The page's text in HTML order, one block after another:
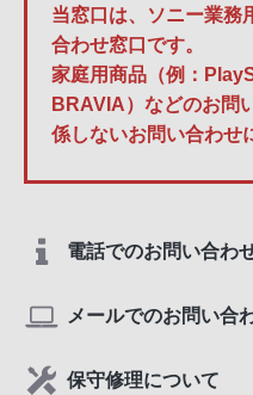
当窓口は、ソニー業務
合わせ窓口です。
家庭用商品（例：
BRAVIA）などのお問
係しないお問い合わせ
電話でのお問い合わ
メールでのお問い合
保守修理について